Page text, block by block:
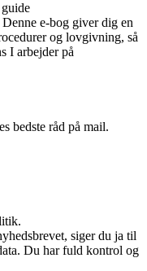
e-bog giver dig en
og lovgivning, så
I arbejder på
bedste råd på mail.
siger du ja til
Du har fuld kontrol og